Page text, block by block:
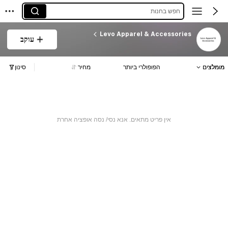
חפש בחנות
Levo Apparel & Accessories
עוקב
מומלצים הפופולרי ביותר מחיר סינון
אין פריט מתאים. אנא נסי/ נסה אופציה אחרת